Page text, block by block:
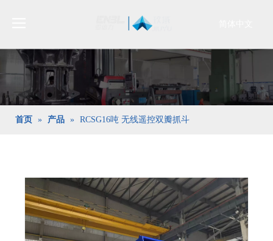
indonesia
日本語
Pусский
首页 » 产品 » RCSG16吨 无线遥控双瓣抓斗